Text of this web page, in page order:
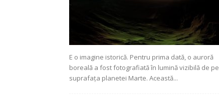
E o imagine istorică. Pentru prima dată, o auroră
boreală a fost fotografiată în lumină vizibilă de pe
suprafața planetei Marte. Această...